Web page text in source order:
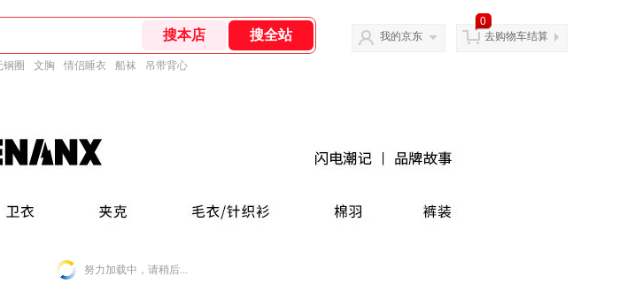
钢圈 文胸 情侣睡衣 船袜 吊带背心
我的京东
0
去购物车结算
努力加载中，请稍后...